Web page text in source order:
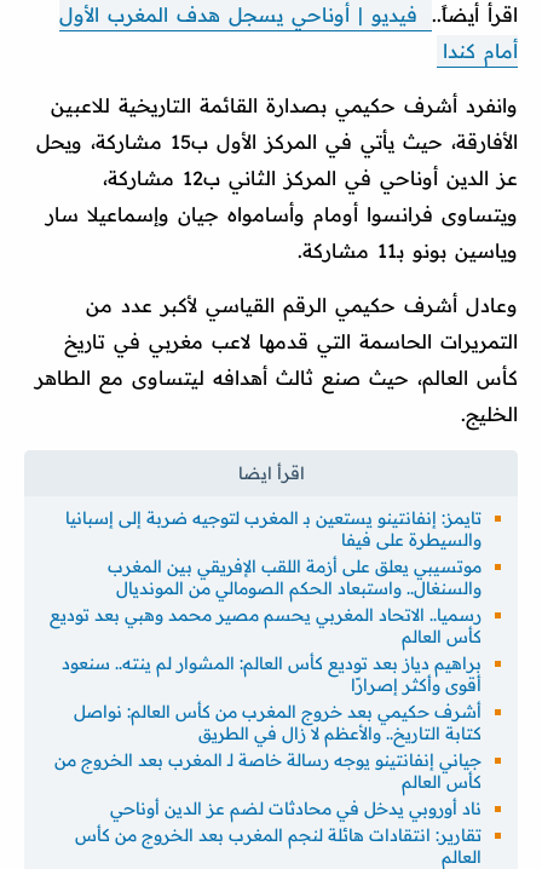
اقرأ أيضاً..
فيديو | أوناحي يسجل هدف المغرب الأول
أمام كندا
وانفرد أشرف حكيمي بصدارة القائمة التاريخية للاعبين
الأفارقة، حيث يأتي في المركز الأول ب15 مشاركة، ويحل
عز الدين أوناحي في المركز الثاني ب12 مشاركة،
ويتساوى فرانسوا أومام وأسامواه جيان وإسماعيلا سار
وياسين بونو بـ11 مشاركة.
وعادل أشرف حكيمي الرقم القياسي لأكبر عدد من
التمريرات الحاسمة التي قدمها لاعب مغربي في تاريخ
كأس العالم، حيث صنع ثالث أهدافه ليتساوى مع الطاهر
الخليج.
تايمز: إنفانتينو يستعين بـ المغرب لتوجيه ضربة إلى إسبانيا
والسيطرة على فيفا
موتسيبي يعلق على أزمة اللقب الإفريقي بين المغرب
والسنغال.. واستبعاد الحكم الصومالي من المونديال
رسميا.. الاتحاد المغربي يحسم مصير محمد وهبي بعد توديع
كأس العالم
براهيم دياز بعد توديع كأس العالم: المشوار لم ينته.. سنعود
أقوى وأكثر إصرارًا
أشرف حكيمي بعد خروج المغرب من كأس العالم: نواصل
كتابة التاريخ.. والأعظم لا زال في الطريق
جياني إنفانتينو يوجه رسالة خاصة لـ المغرب بعد الخروج من
كأس العالم
ناد أوروبي يدخل في محادثات لضم عز الدين أوناحي
تقارير: انتقادات هائلة لنجم المغرب بعد الخروج من كأس
العالم